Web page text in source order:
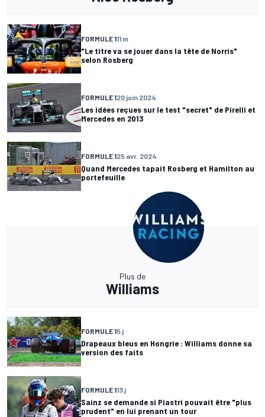
FORMULE 111 m
"Le titre va se jouer dans la tête de Norris"
selon Rosberg
FORMULE 120 juin 2024
Les idées reçues sur le test "secret" de Pirelli et
Mercedes en 2013
FORMULE 125 avr. 2024
Quand Mercedes tapait Rosberg et Hamilton au
portefeuille
Plus de
Williams
FORMULE 15 j
Drapeaux bleus en Hongrie : Williams donne sa
version des faits
FORMULE 113 j
Sainz se demande si Piastri pouvait être "plus
prudent" en lui prenant un tour